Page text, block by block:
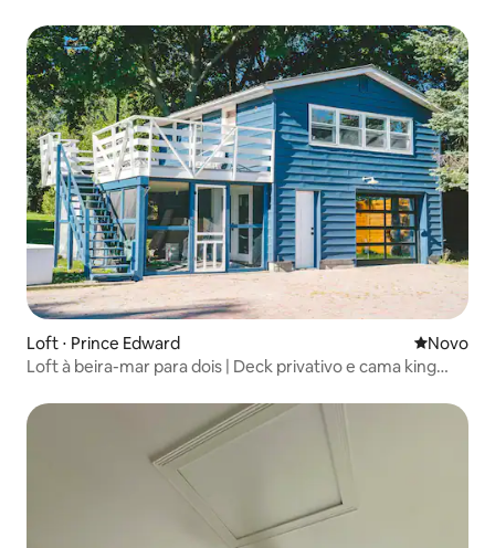
Loft ⋅ Prince Edward Novo
Novo
Loft à beira-mar para dois | Deck privativo e cama king